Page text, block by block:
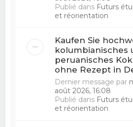
Publié dans Futurs
et réorientation
Kaufen Sie
kolumbianisches
peruanisches
ohne Rezept in
Dernier message par
août 2026, 16:08
Publié dans Futurs
et réorientation